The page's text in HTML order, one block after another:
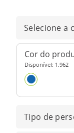
Selecione a
Cor do
Disponível: 1.962
Tipo de